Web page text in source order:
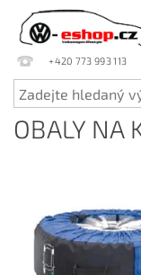
+420 773 993 113
OBALY NA